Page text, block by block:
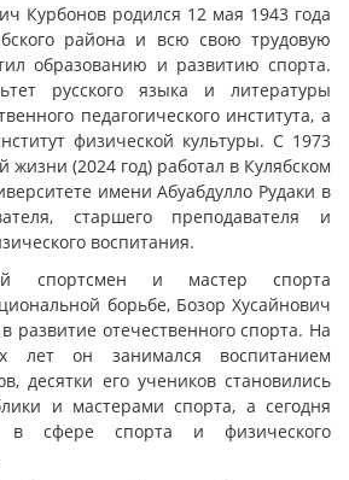
Курбонов родился 12 мая 1943 года
района и всю свою трудовую
образованию и развитию спорта.
русского языка и литературы
педагогического института, а
физической культуры. С 1973
жизни (2024 год) работал в Кулябском
имени Абуабдулло Рудаки в
старшего преподавателя и
воспитания.
спортсмен и мастер спорта
борьбе, Бозор Хусайнович
развитие отечественного спорта. На
лет он занимался воспитанием
десятки его учеников становились
и мастерами спорта, а сегодня
в сфере спорта и физического